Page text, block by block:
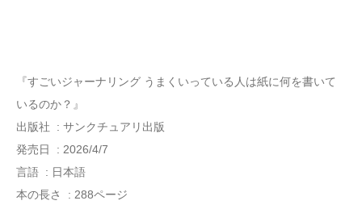
『すごいジャーナリング うまくいっている人は紙に何を書いて
いるのか？』
出版社 ‏ : ‎サンクチュアリ出版
発売日 ‏ : ‎2026/4/7
言語 ‏ : ‎日本語
本の長さ ‏ : ‎288ページ